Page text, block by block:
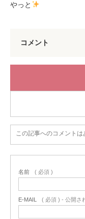
やっと
コメント
この記事へのコメントは
名前 ( 必須 )
E-MAIL ( 必須 ) - 公開さ